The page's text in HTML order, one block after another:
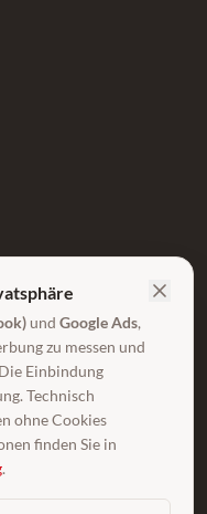
und Google Ads,
zu messen und
Einbindung
Technisch
ohne Cookies
finden Sie in
.